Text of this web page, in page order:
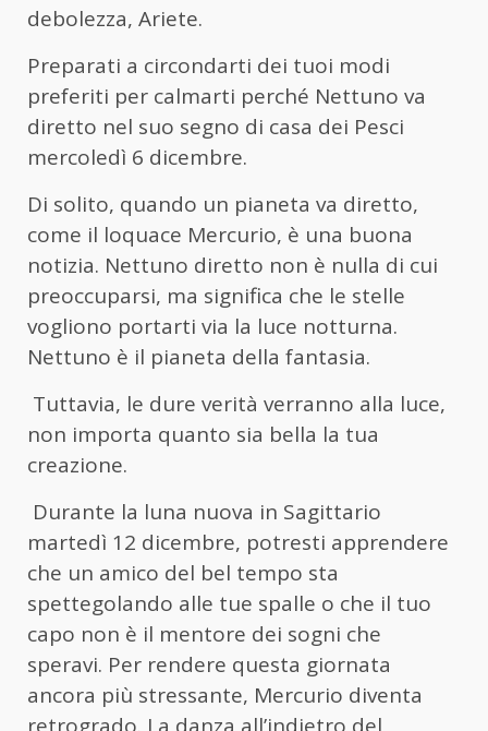
debolezza, Ariete.
Preparati a circondarti dei tuoi modi
preferiti per calmarti perché Nettuno va
diretto nel suo segno di casa dei Pesci
mercoledì 6 dicembre.
Di solito, quando un pianeta va diretto,
come il loquace Mercurio, è una buona
notizia. Nettuno diretto non è nulla di cui
preoccuparsi, ma significa che le stelle
vogliono portarti via la luce notturna.
Nettuno è il pianeta della fantasia.
Tuttavia, le dure verità verranno alla luce,
non importa quanto sia bella la tua
creazione.
Durante la luna nuova in Sagittario
martedì 12 dicembre, potresti apprendere
che un amico del bel tempo sta
spettegolando alle tue spalle o che il tuo
capo non è il mentore dei sogni che
speravi. Per rendere questa giornata
ancora più stressante, Mercurio diventa
retrogrado. La danza all’indietro del